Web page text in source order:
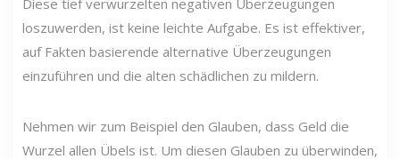
loszuwerden, ist keine leichte Aufgabe. Es ist effektiver,
auf Fakten basierende alternative Überzeugungen
einzuführen und die alten schädlichen zu mildern.
Nehmen wir zum Beispiel den Glauben, dass Geld die
Wurzel allen Übels ist. Um diesen Glauben zu überwinden,